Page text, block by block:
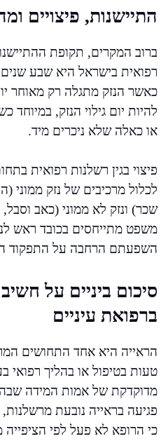
התיישנות, פיצויים
ברוב המקרים, תקופת
רפואית בישראל היא שבע
כאשר הנזק מתגלה רק מאוחר
להיות יום גילוי הנזק,
או כאלה שלא ניכרים מיד.
פיצוי בגין רשלנות רפואית
לכלול מרכיבים של נזק ממוני
שכר) ונזק לא ממוני (כאב
משפט מתייחסים בכובד ראש
השפעתם הרחבה על התפקוד
סיכום ביניים על
ברפואת עיניים
הראייה היא אחד התחושים
טעות בטיפול או בהליך רפואי
מדוקדקת של אמות המידה
פגיעה בראייה נובעת
כי הרופא לא פעל לפי